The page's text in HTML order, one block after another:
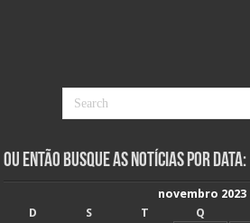
Ou Então Busque as Notícias Por Data:
novembro 2023
D
S T Q